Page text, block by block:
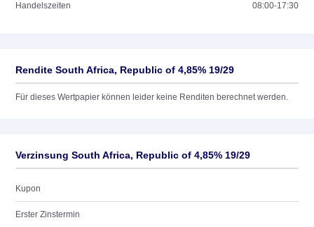
Handelszeiten 08:00-17:30
Rendite South Africa, Republic of 4,85% 19/29
Für dieses Wertpapier können leider keine Renditen berechnet werden.
Verzinsung South Africa, Republic of 4,85% 19/29
Kupon
Erster Zinstermin